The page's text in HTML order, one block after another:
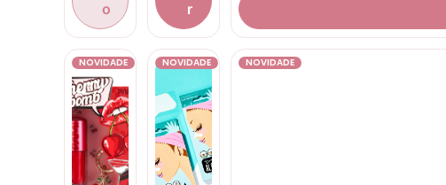
o
r
NOVIDADE NOVIDADE NOVIDADE